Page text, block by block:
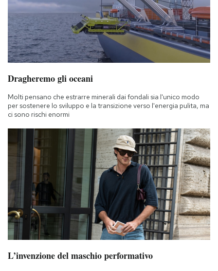
Dragheremo gli oceani
Molti pensano che estrarre minerali dai fondali sia l'unico modo
per sostenere lo sviluppo e la transizione verso l'energia pulita, ma
ci sono rischi enormi
L’invenzione del maschio performativo